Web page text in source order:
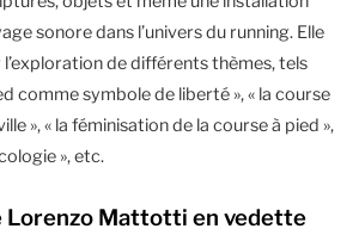
sonore dans l’univers du running. Elle
de différents thèmes, tels
comme symbole de liberté », « la course
», « la féminisation de la course à pied »,
», etc.
Lorenzo Mattotti en vedette